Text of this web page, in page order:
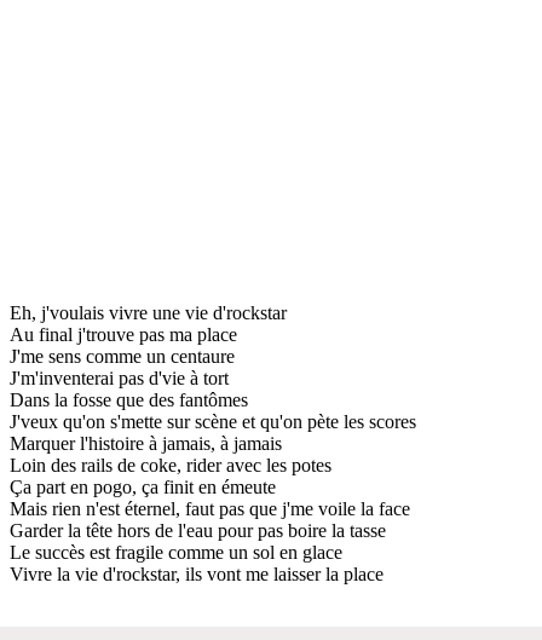
Eh, j'voulais vivre une vie d'rockstar
Au final j'trouve pas ma place
J'me sens comme un centaure
J'm'inventerai pas d'vie à tort
Dans la fosse que des fantômes
J'veux qu'on s'mette sur scène et qu'on pète les scores
Marquer l'histoire à jamais, à jamais
Loin des rails de coke, rider avec les potes
Ça part en pogo, ça finit en émeute
Mais rien n'est éternel, faut pas que j'me voile la face
Garder la tête hors de l'eau pour pas boire la tasse
Le succès est fragile comme un sol en glace
Vivre la vie d'rockstar, ils vont me laisser la place